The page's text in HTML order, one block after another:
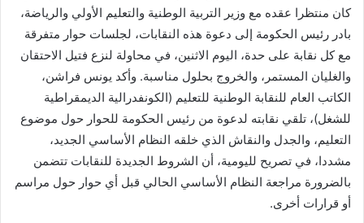
كان منتظرا عقده مع وزير التربية الوطنية والتعليم الأولي والرياضة،
بادر رئیس الحكومة إلى دعوة هذه النقابات، لجلسات حوار متفرقة
مع كل نقابة على حدة، اليوم الاثنين، في محاولة لنزع فتيل الاحتقان
والغليان المستمر، والخروج بحلول مناسبة. وأكد يونس فراشن،
الكاتب العام للنقابة الوطنية للتعليم (الكونفدرالية الديمقراطية
للشغل)، تلقي نقابته لدعوة من رئيس الحكومة للحوار حول موضوع
التعليم، والجدل والنقاش الذي خلقه النظام الأساسي الجديد،
مشددا، في تصريح لليومية، أن الشروط الجديدة للنقابات تتضمن
بالضرورة مراجعة النظام الأساسي الحالي قبل أي حوار حول مراسم
أو قرارات أخرى.